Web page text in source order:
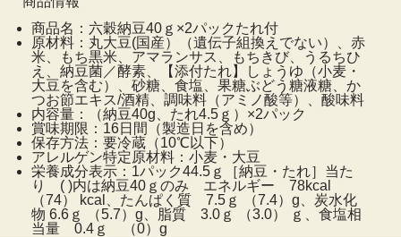
商品名：六穀納豆40ｇ×2パックたれ付
原材料：丸大豆(国産）（遺伝子組換えでない）、赤
米、もち黒米、アマランサス、もちきび、うるちひ
え、納豆菌／酵素、【添付たれ】しょうゆ（小麦・
大豆を含む）、砂糖、食塩、果糖ぶどう糖液糖、か
つお節エキス/酒精、調味料（アミノ酸等）、酸味料
内容量：（納豆40g、たれ4.5ｇ）×2パック
賞味期限：16日間（製造日を含め）
保存方法：要冷蔵（10℃以下）
アレルゲン特定原材料：小麦・大豆
栄養成分表示：1パック44.5ｇ［納豆・たれ］当た
り ( )内は納豆40ｇのみ エネルギー 78kcal
（74） kcal、たんぱく質 7.5ｇ （7.4）g、炭水化
物 6.6ｇ （5.7）g、脂質 3.0ｇ （3.0） ｇ、食塩相
当量 0.4ｇ （0）g